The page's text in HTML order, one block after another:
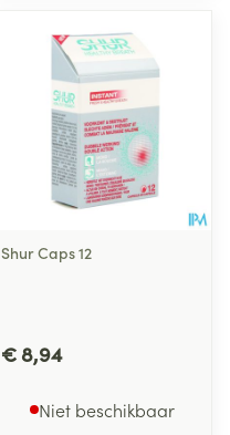
Shur Caps 12
€ 8,94
Niet beschikbaar